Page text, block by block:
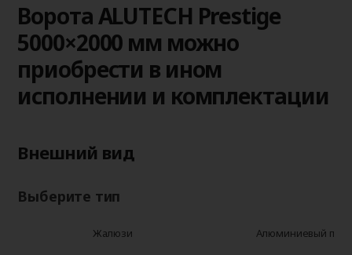
Ворота ALUTECH Prestige
5000×2000 мм можно
приобрести в ином
исполнении и комплектации
Внешний вид
Выберите тип
Жалюзи Алюминиевый